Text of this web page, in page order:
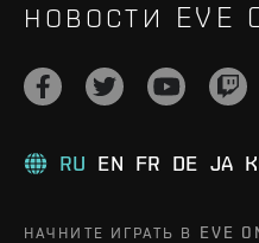
НОВОСТИ EVE
RU EN FR DE JA
НАЧНИТЕ ИГРАТЬ В EVE